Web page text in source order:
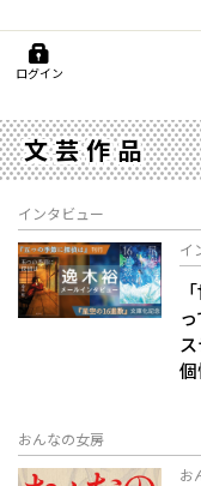
ログイン
文芸作品
インタビュー
イ
おんなの女房
お